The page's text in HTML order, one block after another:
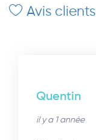
Avis clients
Quentin
il y a 1 année